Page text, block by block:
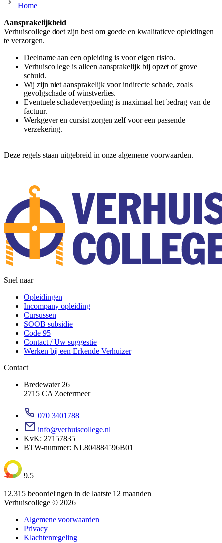
Home
Aansprakelijkheid
Verhuiscollege doet zijn best om goede en kwalitatieve opleidingen
te verzorgen.
Deelname aan een opleiding is voor eigen risico.
Verhuiscollege is alleen aansprakelijk bij opzet of grove
schuld.
Wij zijn niet aansprakelijk voor indirecte schade, zoals
gevolgschade of winstverlies.
Eventuele schadevergoeding is maximaal het bedrag van de
factuur.
Werkgever en cursist zorgen zelf voor een passende
verzekering.
Deze regels staan uitgebreid in onze algemene voorwaarden.
Snel naar
Opleidingen
Incompany opleiding
Cursussen
SOOB subsidie
Code 95
Contact / Uw suggestie
Werken bij een Erkende Verhuizer
Contact
Bredewater 26
2715 CA Zoetermeer
070 3401788
info@verhuiscollege.nl
KvK: 27157835
BTW-nummer: NL804884596B01
9.5
12.315 beoordelingen in de laatste 12 maanden
Verhuiscollege © 2026
Algemene voorwaarden
Privacy
Klachtenregeling